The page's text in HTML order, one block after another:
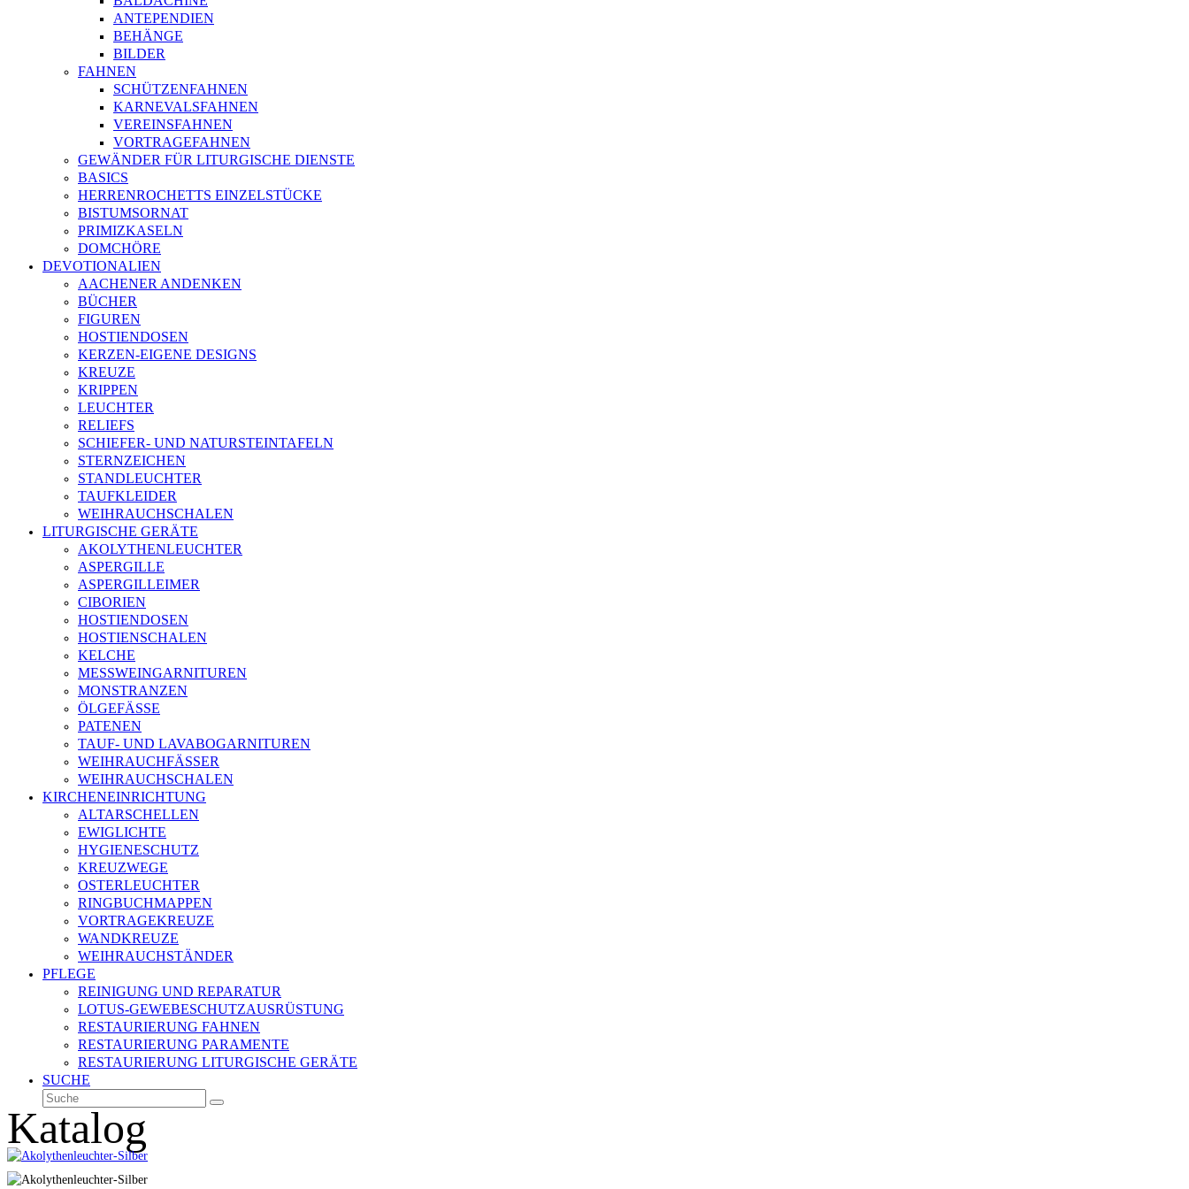
ANTEPENDIEN
BEHÄNGE
BILDER
FAHNEN
SCHÜTZENFAHNEN
KARNEVALSFAHNEN
VEREINSFAHNEN
VORTRAGEFAHNEN
GEWÄNDER FÜR LITURGISCHE DIENSTE
BASICS
HERRENROCHETTS EINZELSTÜCKE
BISTUMSORNAT
PRIMIZKASELN
DOMCHÖRE
DEVOTIONALIEN
AACHENER ANDENKEN
BÜCHER
FIGUREN
HOSTIENDOSEN
KERZEN-EIGENE DESIGNS
KREUZE
KRIPPEN
LEUCHTER
RELIEFS
SCHIEFER- UND NATURSTEINTAFELN
STERNZEICHEN
STANDLEUCHTER
TAUFKLEIDER
WEIHRAUCHSCHALEN
LITURGISCHE GERÄTE
AKOLYTHENLEUCHTER
ASPERGILLE
ASPERGILLEIMER
CIBORIEN
HOSTIENDOSEN
HOSTIENSCHALEN
KELCHE
MESSWEINGARNITUREN
MONSTRANZEN
ÖLGEFÄSSE
PATENEN
TAUF- UND LAVABOGARNITUREN
WEIHRAUCHFÄSSER
WEIHRAUCHSCHALEN
KIRCHENEINRICHTUNG
ALTARSCHELLEN
EWIGLICHTE
HYGIENESCHUTZ
KREUZWEGE
OSTERLEUCHTER
RINGBUCHMAPPEN
VORTRAGEKREUZE
WANDKREUZE
WEIHRAUCHSTÄNDER
PFLEGE
REINIGUNG UND REPARATUR
LOTUS-GEWEBESCHUTZAUSRÜSTUNG
RESTAURIERUNG FAHNEN
RESTAURIERUNG PARAMENTE
RESTAURIERUNG LITURGISCHE GERÄTE
SUCHE
Suche
Senden
Katalog